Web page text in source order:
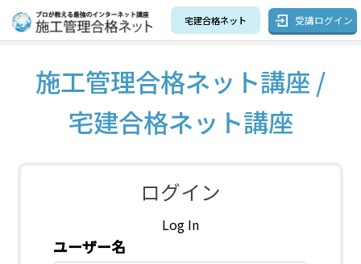
宅建合格ネット 受講ログイン
施工管理合格ネット講座 /
宅建合格ネット講座
ログイン
Log In
ユーザー名